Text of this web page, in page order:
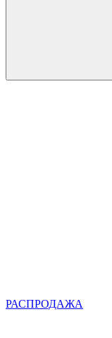
РАСПРОДАЖА